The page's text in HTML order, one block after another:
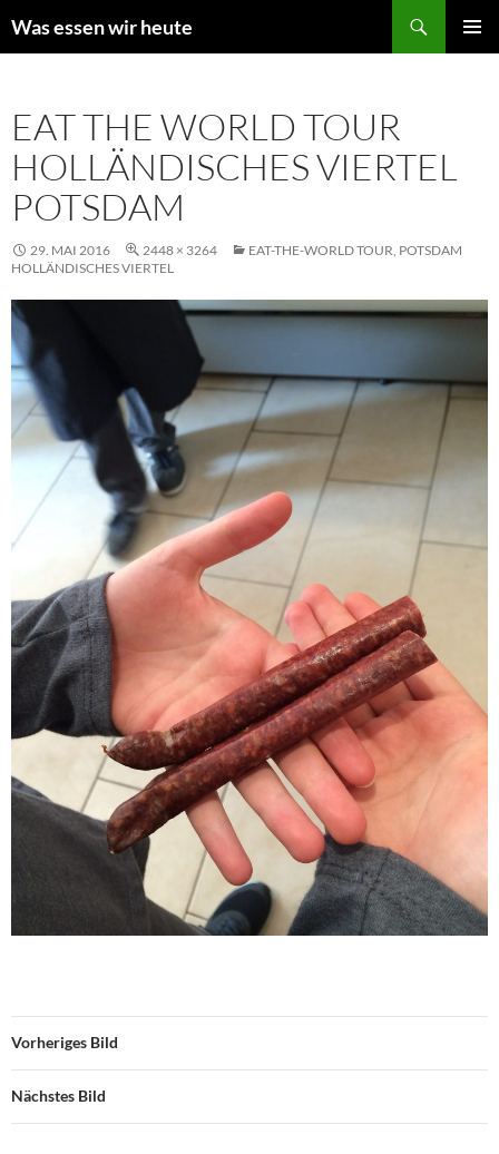
Inhalt
Was essen wir heute
EAT THE WORLD TOUR
HOLLÄNDISCHES VIERTEL
POTSDAM
29. MAI 2016 2448 × 3264
EAT-THE-WORLD TOUR, POTSDAM
HOLLÄNDISCHES VIERTEL
Vorheriges Bild
Nächstes Bild